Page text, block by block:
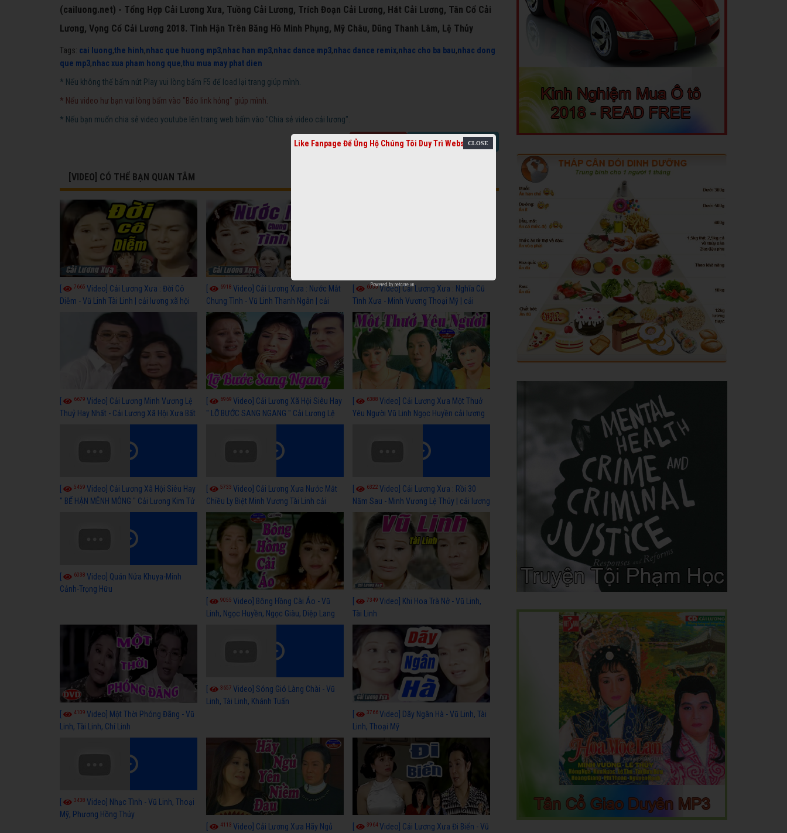
(cailuong.net) - Tổng Hợp Cải Lương Xưa, Tuồng Cải Lương, Trích Đoạn Cải Lương, Hát Cải Lương, Tân Cổ Cải
Lương, Vọng Cổ Cải Lương 2018. Tình Hận Trên Băng Hồ Minh Phụng, Mỹ Châu, Dũng Thanh Lâm, Lệ Thủy
Tags: cai luong,the hinh,nhac que huong mp3,nhac han mp3,nhac dance mp3,nhac dance remix,nhac cho ba bau,nhac dong
que mp3,nhac xua pham hong que,thu mua may phat dien
* Nếu không thể bấm nút Play vui lòng bấm F5 để load lại trang giúp mình.
* Nếu video hư bạn vui lòng bấm vào "Báo link hỏng" giúp mình.
* Nếu bạn muốn chia sẻ video youtube lên trang web bấm vào "Chia sẻ video cải lương".
Báo link chết Chia sẻ video cải lương
[VIDEO] CÓ THỂ BẠN QUAN TÂM
7665 Video] Cải Lương Xưa : Đời Cô
Diễm - Vũ Linh Tài Linh | cải lương xã hội
6918 Video] Cải Lương Xưa : Nước Mắt
Chung Tình - Vũ Linh Thanh Ngân | cải
lương xã hội hay nhất
6055Video] Cải Lương Xưa : Nghĩa Cũ
Tình Xưa - Minh Vương Thoại Mỹ | cải
lương xã hội hay nhất
6679 Video] Cải Lương Minh Vương Lệ
Thuỷ Hay Nhất - Cải Lương Xã Hội Xưa Bất
6969 Video] Cải Lương Xã Hội Siêu Hay
" LỠ BƯỚC SANG NGANG " Cải Lương Lệ
Thuỷ, Thanh Tuấn, Hồng Nga
6388 Video] Cải Lương Xưa Một Thuở
Yêu Người Vũ Linh Ngọc Huyền cải lương
5459 Video] Cải Lương Xã Hội Siêu Hay
" BỂ HẬN MÊNH MÔNG " Cải Lương Kim Tử
Long, Thanh Ngân Hay Nhất
5733 Video] Cải Lương Xưa Nước Mắt
Chiều Ly Biệt Minh Vương Tài Linh cải
lương xã hội hay nhất
6322 Video] Cải Lương Xưa : Rồi 30
Năm Sau - Minh Vương Lệ Thủy | cải lương
xã hội hay nhất
6038 Video] Quán Nửa Khuya-Minh
Cảnh-Trọng Hữu
9055 Video] Bông Hồng Cài Áo - Vũ
Linh, Ngọc Huyền, Ngọc Giàu, Diệp Lang
7349 Video] Khi Hoa Trà Nở - Vũ Linh,
Tài Linh
4109 Video] Một Thời Phóng Đãng - Vũ
Linh, Tài Linh, Chí Linh
3657 Video] Sóng Gió Làng Chài - Vũ
Linh, Tài Linh, Khánh Tuấn
3766Video] Dãy Ngân Hà - Vũ Linh, Tài
Linh, Thoại Mỹ
3438 Video] Nhạc Tình - Vũ Linh, Thoại
Mỹ, Phương Hồng Thủy
4113 Video] Cải Lương Xưa Hãy Ngủ
3964Video] Cải Lương Xưa Đi Biển - Vũ
Like Fanpage Để Ủng Hộ Chúng Tôi Duy Trì Website
Powered by netcore.vn